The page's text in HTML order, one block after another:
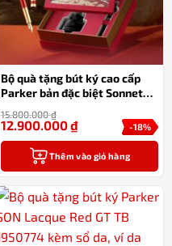
Bộ quà tặng bút ký cao cấp
Parker bản đặc biệt Sonnet
15.800.000₫
-18%
12.900.000₫
Thêm vào giỏ hàng